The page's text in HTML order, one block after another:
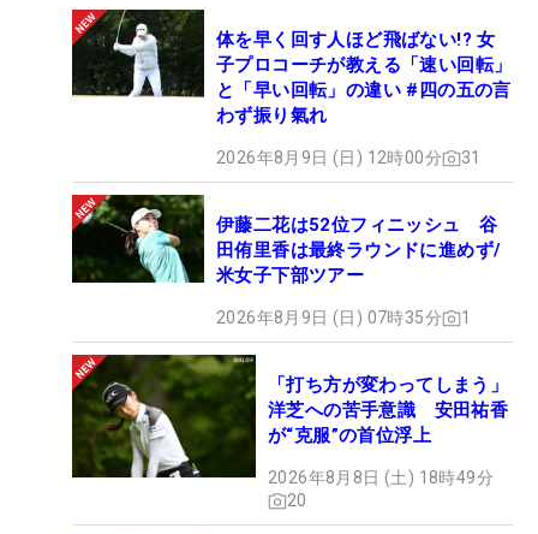
体を早く回す人ほど飛ばない!? 女
子プロコーチが教える「速い回転」
と「早い回転」の違い #四の五の言
わず振り氣れ
2026年8月9日 (日) 12時00分 31
伊藤二花は52位フィニッシュ 谷
田侑里香は最終ラウンドに進めず/
米女子下部ツアー
2026年8月9日 (日) 07時35分 1
「打ち方が変わってしまう」
洋芝への苦手意識 安田祐香
が“克服”の首位浮上
2026年8月8日 (土) 18時49分
20